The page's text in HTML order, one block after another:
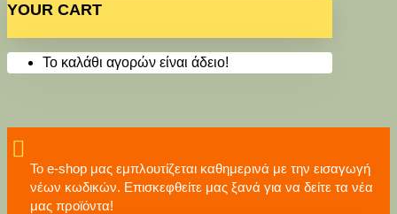
YOUR CART
Το καλάθι αγορών είναι άδειο!
Το e-shop μας εμπλουτίζεται καθημερινά με την εισαγωγή
νέων κωδικών. Επισκεφθείτε μας ξανά για να δείτε τα νέα
μας προϊόντα!